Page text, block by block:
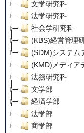
文学研究科
法学研究科
社会学研究科
(KBS)経営管理
(SDM)システム
(KMD)メディア
法務研究科
文学部
経済学部
法学部
商学部